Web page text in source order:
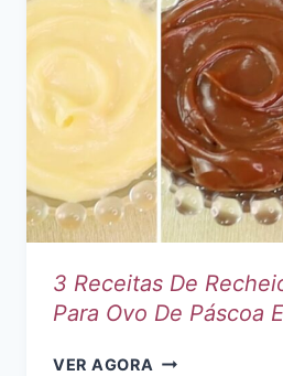
DE
PÁSCOA
DELICIOSA!
3 Receitas De
Para Ovo De Páscoa
VER AGORA 3